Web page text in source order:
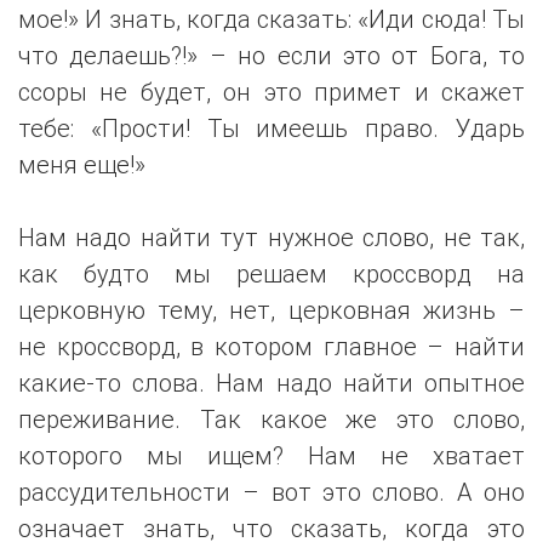
мое!» И знать, когда сказать: «Иди сюда! Ты
что делаешь?!» – но если это от Бога, то
ссоры не будет, он это примет и скажет
тебе: «Прости! Ты имеешь право. Ударь
меня еще!»
Нам надо найти тут нужное слово, не так,
как будто мы решаем кроссворд на
церковную тему, нет, церковная жизнь –
не кроссворд, в котором главное – найти
какие-то слова. Нам надо найти опытное
переживание. Так какое же это слово,
которого мы ищем? Нам не хватает
рассудительности – вот это слово. А оно
означает знать, что сказать, когда это